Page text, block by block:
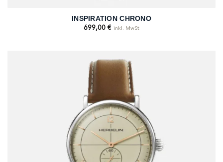
INSPIRATION CHRONO
699,00 € inkl. MwSt